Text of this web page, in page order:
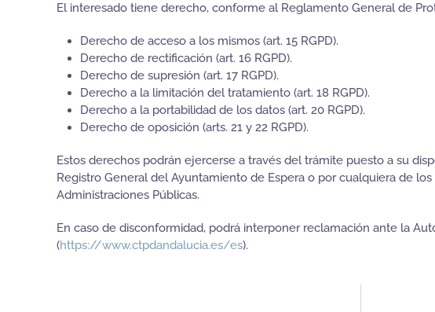
El interesado tiene derecho, conforme al Reglamento General de
Derecho de acceso a los mismos (art. 15 RGPD).
Derecho de rectificación (art. 16 RGPD).
Derecho de supresión (art. 17 RGPD).
Derecho a la limitación del tratamiento (art. 18 RGPD).
Derecho a la portabilidad de los datos (art. 20 RGPD).
Derecho de oposición (arts. 21 y 22 RGPD).
Estos derechos podrán ejercerse a través del trámite puesto a su
Registro General del Ayuntamiento de Espera o por cualquiera de
Administraciones Públicas.
En caso de disconformidad, podrá interponer reclamación ante la
(https://www.ctpdandalucia.es/es).